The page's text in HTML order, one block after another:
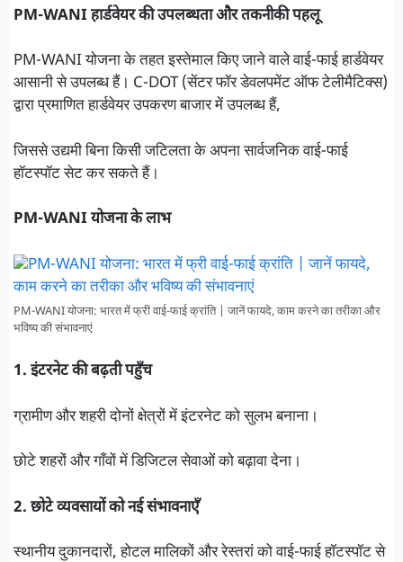
PM-WANI हार्डवेयर की उपलब्धता और तकनीकी पहलू
PM-WANI योजना के तहत इस्तेमाल किए जाने वाले वाई-फाई हार्डवेयर
आसानी से उपलब्ध हैं। C-DOT (सेंटर फॉर डेवलपमेंट ऑफ टेलीमैटिक्स)
द्वारा प्रमाणित हार्डवेयर उपकरण बाजार में उपलब्ध हैं,
जिससे उद्यमी बिना किसी जटिलता के अपना सार्वजनिक वाई-फाई
हॉटस्पॉट सेट कर सकते हैं।
PM-WANI योजना के लाभ
PM-WANI योजना: भारत में फ्री वाई-फाई क्रांति | जानें फायदे, काम करने का तरीका और
भविष्य की संभावनाएं
1. इंटरनेट की बढ़ती पहुँच
ग्रामीण और शहरी दोनों क्षेत्रों में इंटरनेट को सुलभ बनाना।
छोटे शहरों और गाँवों में डिजिटल सेवाओं को बढ़ावा देना।
2. छोटे व्यवसायों को नई संभावनाएँ
स्थानीय दुकानदारों, होटल मालिकों और रेस्तरां को वाई-फाई हॉटस्पॉट से